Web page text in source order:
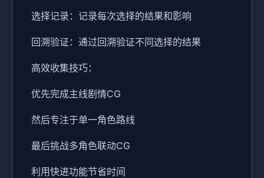
选择记录：记录每次选择的结果和影响
回溯验证：通过回溯验证不同选择的结果
高效收集技巧：
优先完成主线剧情CG
然后专注于单一角色路线
最后挑战多角色联动CG
利用快进功能节省时间